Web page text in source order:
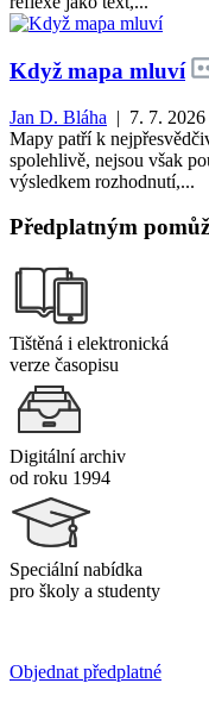
Když mapa mluví
Jan D. Bláha | 7. 7. 2026
Mapy patří k
spolehlivě, nejsou však
výsledkem rozhodnutí,...
Předplatným
Tištěná i elektronická
verze časopisu
Digitální archiv
od roku 1994
Speciální nabídka
pro školy a studenty
Objednat předplatné